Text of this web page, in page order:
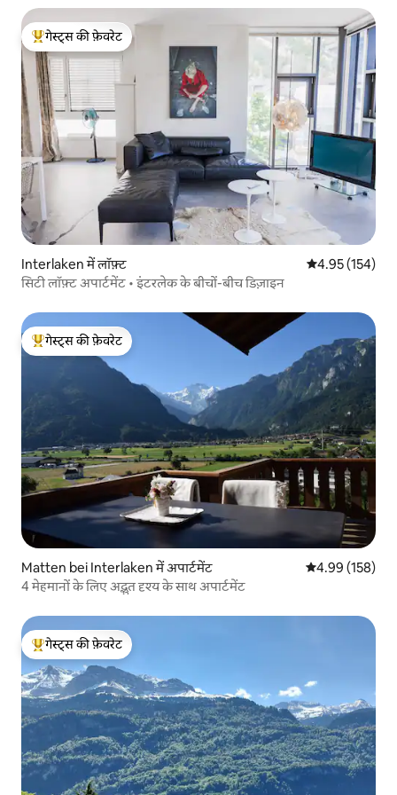
गेस्ट्स का टॉप फ़ेवरेट
गेस्ट्स की फ़ेवरेट
Interlaken में लॉफ़्ट औसत रेटिंग 5 में से
4.95 (154)
सिटी लॉफ़्ट अपार्टमेंट • इंटरलेक के बीचों-बीच डिज़ाइन
गेस्ट्स का टॉप फ़ेवरेट
गेस्ट्स की फ़ेवरेट
Matten bei Interlaken में अपार्टमेंट औसत रेटिंग 5 में से
4.99 (158)
4 मेहमानों के लिए अद्भुत दृश्य के साथ अपार्टमेंट
गेस्ट्स का टॉप फ़ेवरेट
गेस्ट्स की फ़ेवरेट